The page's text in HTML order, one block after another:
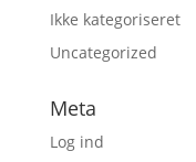
Ikke kategoriseret
Uncategorized
Meta
Log ind